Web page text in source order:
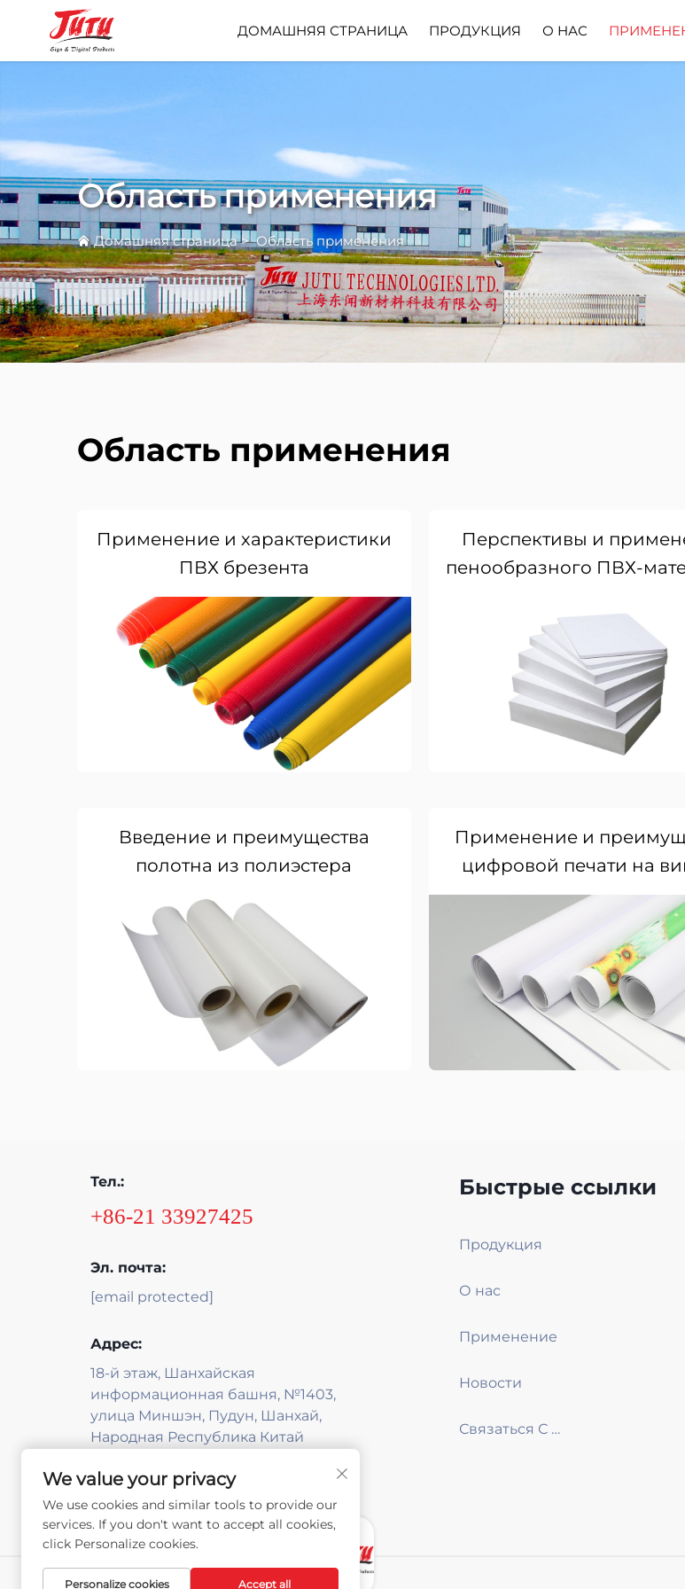
ДОМАШНЯЯ СТРАНИЦА ПРОДУКЦИЯ О НАС
Область применения
Домашняя страница>Область применения
Область применения
Применение и характеристики
ПВХ брезента
Перспективы и
пенообразного ПВХ-
Введение и преимущества
полотна из полиэстера
Применение и
цифровой печати на
Тел.:
+86-21 33927425
Эл. почта:
[email protected]
Адрес:
18-й этаж, Шанхайская
информационная башня, №1403,
улица Миншэн, Пудун, Шанхай,
Народная Республика Китай
Быстрые ссылки
Продукция
О нас
Применение
Новости
Связаться С Нами
ТЕХНИЧЕСКАЯ
We value your privacy
We use cookies and similar tools to provide our
services. If you don't want to accept all cookies,
click Personalize cookies.
Personalize cookies Accept all